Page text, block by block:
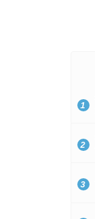
1
2
3